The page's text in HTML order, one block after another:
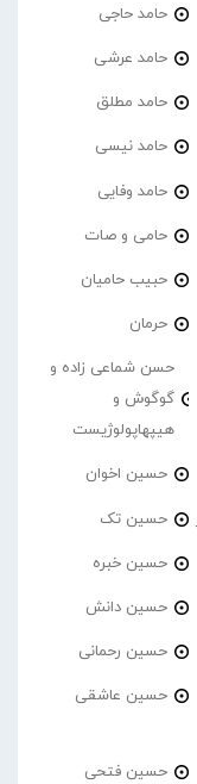
حامد حاجی
حامد عرشی
حامد مطلق
حامد نیسی
حامد وفایی
حامی و صات
حبیب حامیان
حرمان
حسن شماعی زاده و
گوگوش و
هیپهاپولوژیست
حسین اخوان
حسین تک
حسین خبره
حسین دانش
حسین رحمانی
حسین عاشقی
حسین فتحی